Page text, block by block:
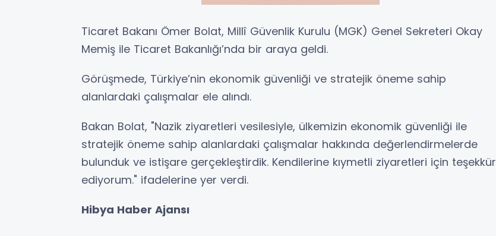
Ticaret Bakanı Ömer Bolat, Millî Güvenlik Kurulu (MGK) Genel Sekreteri Okay
Memiş ile Ticaret Bakanlığı’nda bir araya geldi.
Görüşmede, Türkiye’nin ekonomik güvenliği ve stratejik öneme sahip
alanlardaki çalışmalar ele alındı.
Bakan Bolat, "Nazik ziyaretleri vesilesiyle, ülkemizin ekonomik güvenliği ile
stratejik öneme sahip alanlardaki çalışmalar hakkında değerlendirmelerde
bulunduk ve istişare gerçekleştirdik. Kendilerine kıymetli ziyaretleri için teşekkür
ediyorum." ifadelerine yer verdi.
Hibya Haber Ajansı